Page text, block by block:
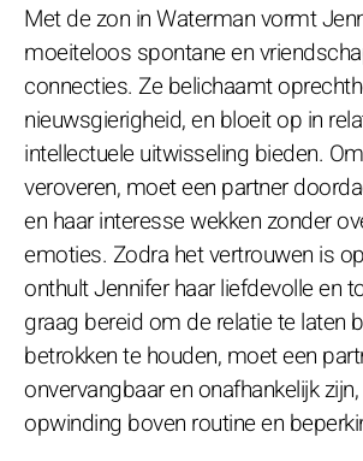
Met de zon in Waterman vormt
moeiteloos spontane en
connecties. Ze belichaamt
nieuwsgierigheid, en bloeit op in
intellectuele uitwisseling bieden.
veroveren, moet een partner
en haar interesse wekken zonder
emoties. Zodra het vertrouwen is
onthult Jennifer haar liefdevolle en
graag bereid om de relatie te laten
betrokken te houden, moet een
onvervangbaar en onafhankelijk
opwinding boven routine en